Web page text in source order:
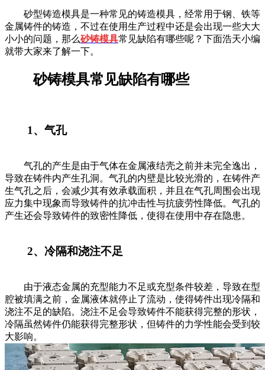
砂型铸造模具是一种常见的铸造模具，经常用于钢、铁等
金属铸件的铸造，不过在使用生产过程中还是会出现一些大大
小小的问题，那么砂铸模具常见缺陷有哪些呢？下面浩天小编
就带大家来了解一下。
砂铸模具常见缺陷有哪些
1、气孔
气孔的产生是由于气体在金属液结壳之前并未完全逸出，
导致在铸件内产生孔洞。气孔的内壁是比较光滑的，在铸件产
生气孔之后，会减少其有效承载面积，并且在气孔周围会出现
应力集中现象而导致铸件的抗冲击性与抗疲劳性降低。气孔的
产生还会导致铸件的致密性降低，使得在使用中存在隐患。
2、冷隔和浇注不足
由于液态金属的充型能力不足或充型条件较差，导致在型
腔被填满之前，金属液体就停止了流动，使得铸件出现冷隔和
浇注不足的缺陷。浇注不足会导致铸件不能获得完整的形状，
冷隔虽然铸件仍能获得完整形状，但铸件的力学性能会受到较
大影响。